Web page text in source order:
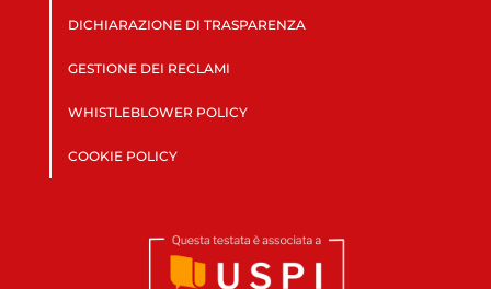
DICHIARAZIONE DI TRASPARENZA
GESTIONE DEI RECLAMI
WHISTLEBLOWER POLICY
COOKIE POLICY